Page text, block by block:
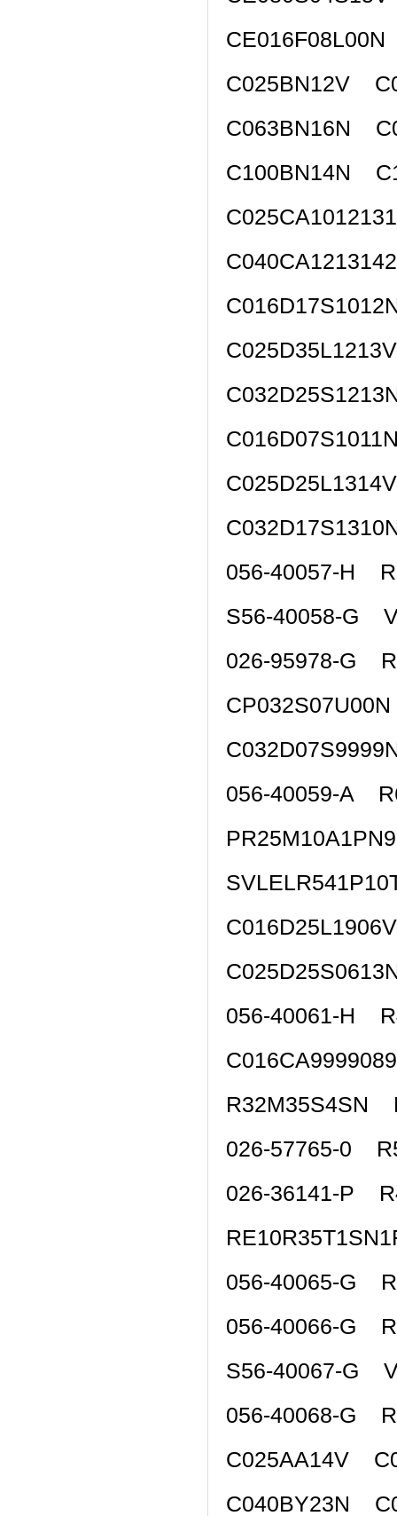
C025BN12V
C063BN16N
C100BN14N
056-40057-H
S56-40058-G
026-95978-G
056-40059-A
056-40061-H
R32M35S4SN
026-57765-0
026-36141-P
056-40065-G
056-40066-G
S56-40067-G
056-40068-G
C025AA14V
C040BY23N